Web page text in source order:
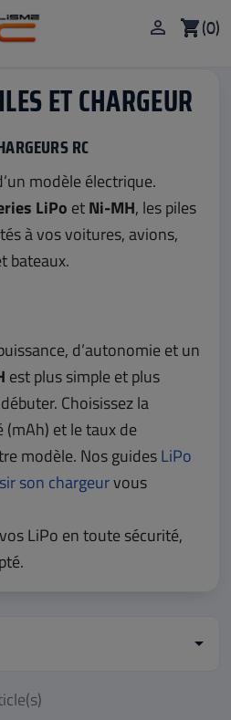
shopping_cart(0)

ET CHARGEUR
RC
modèle électrique.
LiPo etNi-MH, les piles
à vos voitures, avions,
bateaux.
d’autonomie et un
est plus simple et plus
Choisissez la
(mAh) et le taux de
modèle. Nos guidesLiPo
son chargeurvous
LiPo en toute sécurité,
